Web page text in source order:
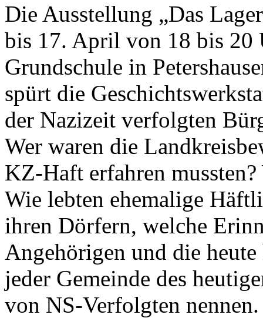
Die Ausstellung „Das
bis 17. April von 18 bis 20
Grundschule in
spürt die
der Nazizeit verfolgten
Wer waren die
KZ-Haft erfahren
Wie lebten ehemalige
ihren Dörfern, welche
Angehörigen und die
jeder Gemeinde des
von NS-Verfolgten nennen.